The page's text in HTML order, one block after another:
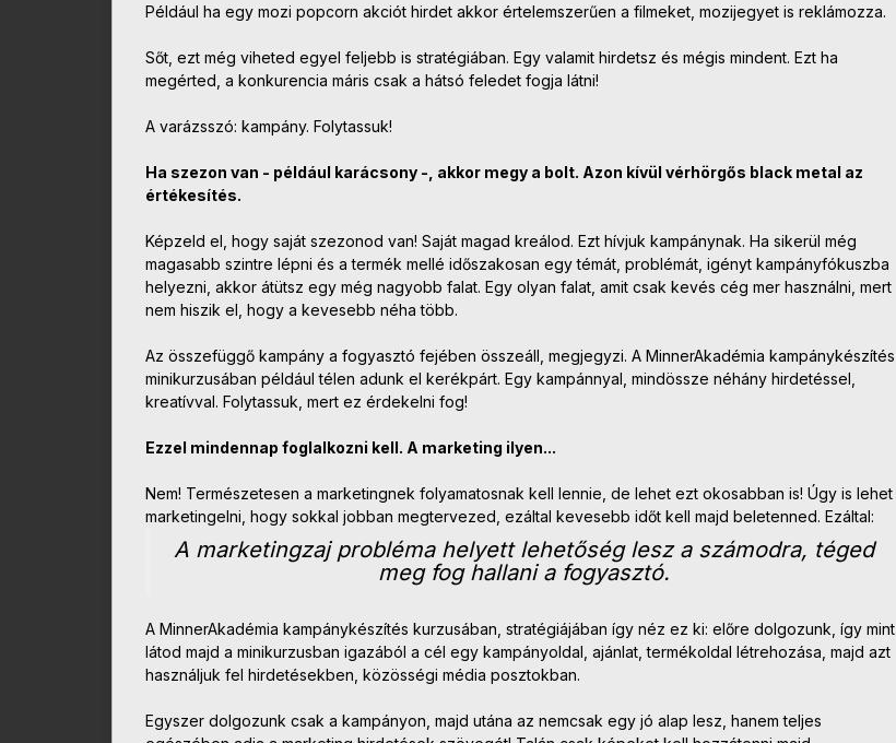
Például ha egy mozi popcorn akciót hirdet akkor értelemszerűen a filmeket, mozijegyet is reklámozza.
Sőt, ezt még viheted egyel feljebb is stratégiában. Egy valamit hirdetsz és mégis mindent. Ezt ha
megérted, a konkurencia máris csak a hátsó feledet fogja látni!
A varázsszó: kampány. Folytassuk!
Ha szezon van - például karácsony -, akkor megy a bolt. Azon kívül vérhörgős black metal az
értékesítés.
Képzeld el, hogy saját szezonod van! Saját magad kreálod. Ezt hívjuk kampánynak. Ha sikerül még
magasabb szintre lépni és a termék mellé időszakosan egy témát, problémát, igényt kampányfókuszba
helyezni, akkor átütsz egy még nagyobb falat. Egy olyan falat, amit csak kevés cég mer használni, mert
nem hiszik el, hogy a kevesebb néha több.
Az összefüggő kampány a fogyasztó fejében összeáll, megjegyzi. A MinnerAkadémia kampánykészítés
minikurzusában például télen adunk el kerékpárt. Egy kampánnyal, mindössze néhány hirdetéssel,
kreatívval. Folytassuk, mert ez érdekelni fog!
Ezzel mindennap foglalkozni kell. A marketing ilyen...
Nem! Természetesen a marketingnek folyamatosnak kell lennie, de lehet ezt okosabban is! Úgy is lehet
marketingelni, hogy sokkal jobban megtervezed, ezáltal kevesebb időt kell majd beletenned. Ezáltal:
A marketingzaj probléma helyett lehetőség lesz a számodra, téged
meg fog hallani a fogyasztó.
A MinnerAkadémia kampánykészítés kurzusában, stratégiájában így néz ez ki: előre dolgozunk, így mint
látod majd a minikurzusban igazából a cél egy kampányoldal, ajánlat, termékoldal létrehozása, majd azt
használjuk fel hirdetésekben, közösségi média posztokban.
Egyszer dolgozunk csak a kampányon, majd utána az nemcsak egy jó alap lesz, hanem teljes